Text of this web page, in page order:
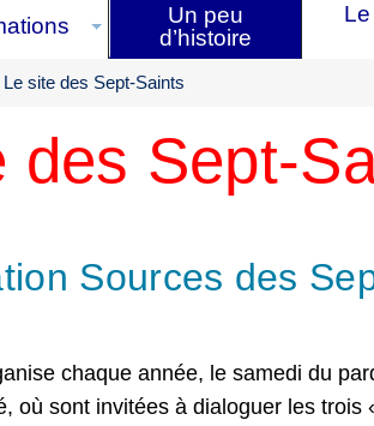
Un peu
d’histoire
Le site des Sept-Saints
des Sept-
Sources des
chaque année, le samedi du
où sont invitées à dialoguer les